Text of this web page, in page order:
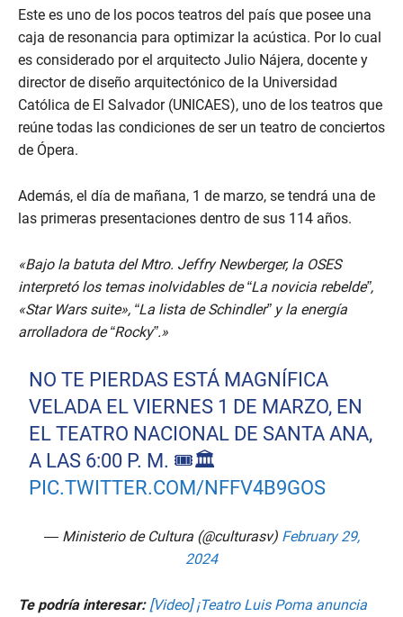
Este es uno de los pocos teatros del país que posee una
caja de resonancia para optimizar la acústica. Por lo cual
es considerado por el arquitecto Julio Nájera, docente y
director de diseño arquitectónico de la Universidad
Católica de El Salvador (UNICAES), uno de los teatros que
reúne todas las condiciones de ser un teatro de conciertos
de Ópera.
Además, el día de mañana, 1 de marzo, se tendrá una de
las primeras presentaciones dentro de sus 114 años.
«Bajo la batuta del Mtro. Jeffry Newberger, la OSES
interpretó los temas inolvidables de “La novicia rebelde”,
«Star Wars suite», “La lista de Schindler” y la energía
arrolladora de “Rocky”.»
NO TE PIERDAS ESTÁ MAGNÍFICA
VELADA EL VIERNES 1 DE MARZO, EN
EL TEATRO NACIONAL DE SANTA ANA,
A LAS 6:00 P. M. 🎟️🏛️
PIC.TWITTER.COM/NFFV4B9GOS
— Ministerio de Cultura (@culturasv) February 29,
2024
Te podría interesar: [Video] ¡Teatro Luis Poma anuncia